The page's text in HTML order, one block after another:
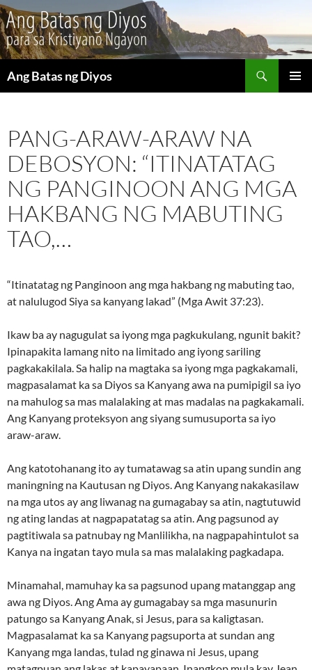
Ang Batas ng Diyos
PANG-ARAW-ARAW NA
DEBOSYON: “ITINATATAG
NG PANGINOON ANG MGA
HAKBANG NG MABUTING
TAO,…
“Itinatatag ng Panginoon ang mga hakbang ng mabuting tao,
at nalulugod Siya sa kanyang lakad” (Mga Awit 37:23).
Ikaw ba ay nagugulat sa iyong mga pagkukulang, ngunit bakit?
Ipinapakita lamang nito na limitado ang iyong sariling
pagkakakilala. Sa halip na magtaka sa iyong mga pagkakamali,
magpasalamat ka sa Diyos sa Kanyang awa na pumipigil sa iyo
na mahulog sa mas malalaking at mas madalas na pagkakamali.
Ang Kanyang proteksyon ang siyang sumusuporta sa iyo
araw-araw.
Ang katotohanang ito ay tumatawag sa atin upang sundin ang
maningning na Kautusan ng Diyos. Ang Kanyang nakakasilaw
na mga utos ay ang liwanag na gumagabay sa atin, nagtutuwid
ng ating landas at nagpapatatag sa atin. Ang pagsunod ay
pagtitiwala sa patnubay ng Manlilikha, na nagpapahintulot sa
Kanya na ingatan tayo mula sa mas malalaking pagkadapa.
Minamahal, mamuhay ka sa pagsunod upang matanggap ang
awa ng Diyos. Ang Ama ay gumagabay sa mga masunurin
patungo sa Kanyang Anak, si Jesus, para sa kaligtasan.
Magpasalamat ka sa Kanyang pagsuporta at sundan ang
Kanyang mga landas, tulad ng ginawa ni Jesus, upang